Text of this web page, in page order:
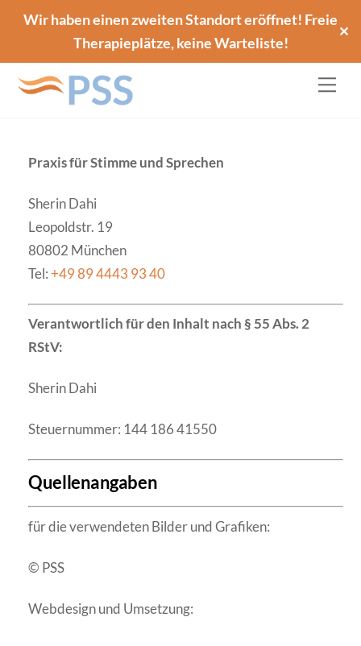
SkipWir haben einen zweiten Standort eröffnet! Freie
Therapieplätze, keine Warteliste!
✕
Praxis für Stimme und Sprechen
Sherin Dahi
Leopoldstr. 19
80802 München
Tel:+49 89 4443 93 40
Verantwortlich für den Inhalt nach § 55 Abs. 2
RStV:
Sherin Dahi
Steuernummer: 144 186 41550
Quellenangaben
für die verwendeten Bilder und Grafiken:
© PSS
Webdesign und Umsetzung:
Back
To
Top